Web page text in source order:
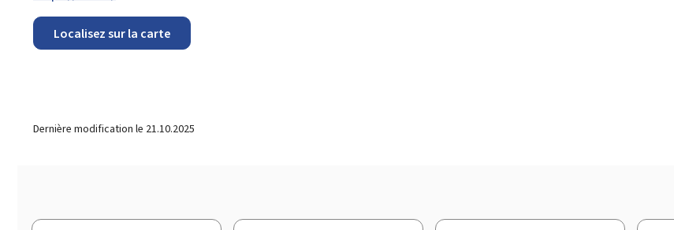
Localisez sur la carte
Dernière modification le 21.10.2025